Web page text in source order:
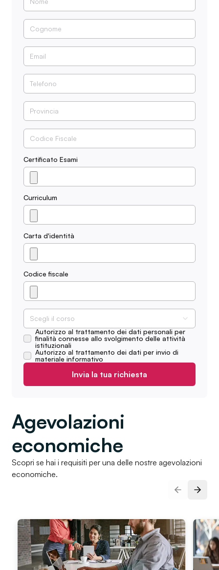
Certificato Esami
Curriculum
Carta d'identità
Codice fiscale
Scegli il corso
Autorizzo al trattamento dei dati personali per
finalità connesse allo svolgimento delle attività
istituzionali
Autorizzo al trattamento dei dati per invio di
materiale informativo
Invia la tua richiesta
Agevolazioni
economiche
Scopri se hai i requisiti per una delle nostre agevolazioni
economiche.
Slide